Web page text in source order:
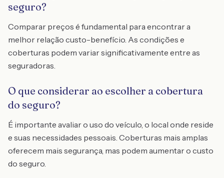
seguro?
Comparar preços é fundamental para encontrar a
melhor relação custo-benefício. As condições e
coberturas podem variar significativamente entre as
seguradoras.
O que considerar ao escolher a cobertura
do seguro?
É importante avaliar o uso do veículo, o local onde reside
e suas necessidades pessoais. Coberturas mais amplas
oferecem mais segurança, mas podem aumentar o custo
do seguro.